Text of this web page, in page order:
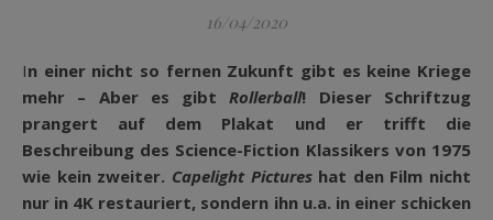
16/04/2020
In einer nicht so fernen Zukunft gibt es keine Kriege
mehr – Aber es gibtRollerball! Dieser Schriftzug
prangert auf dem Plakat und er trifft die
Beschreibung des Science-Fiction Klassikers von 1975
wie kein zweiter. Capelight Pictureshat den Film nicht
nur in 4K restauriert, sondern ihn u.a. in einer schicken